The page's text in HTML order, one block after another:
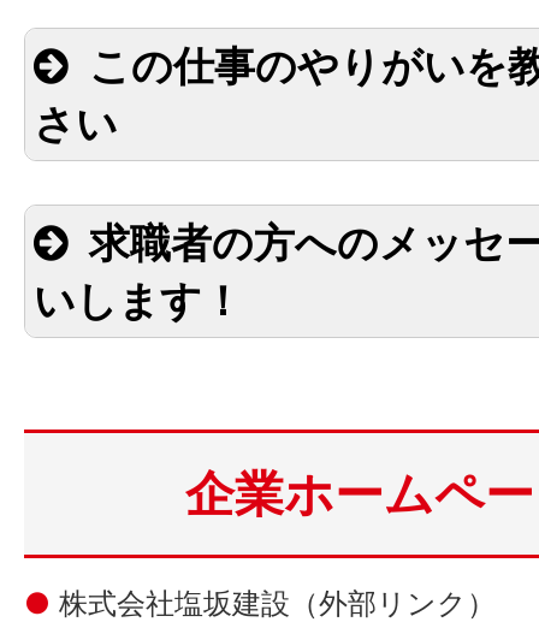
この仕事のやりがいを
さい
求職者の方へのメッセ
いします！
企業ホームペ
● 株式会社塩坂建設 （外部リンク）